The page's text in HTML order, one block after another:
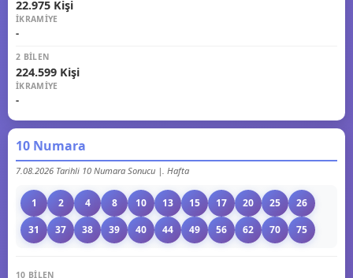
22.975 Kişi
İKRAMIYE
-
2 BILEN
224.599 Kişi
İKRAMIYE
-
10 Numara
7.08.2026 Tarihli 10 Numara Sonucu |. Hafta
1 2 4 8 10 13 15 17 20 25
26
31
37 38 39 40 44 49 56 62 70 75
10 BILEN